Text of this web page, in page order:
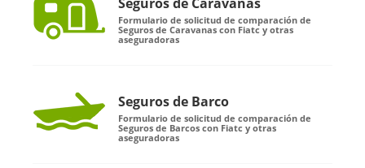
Formulario de solicitud de comparación de
Seguros de Caravanas con Fiatc y otras
aseguradoras
Seguros de Barco
Formulario de solicitud de comparación de
Seguros de Barcos con Fiatc y otras
aseguradoras